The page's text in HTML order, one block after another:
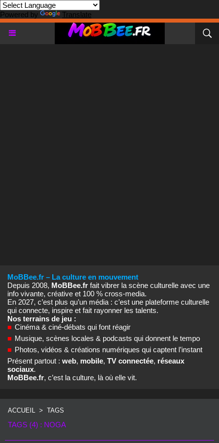
Powered by Translate
MoBBee.fr – La culture en mouvement
Depuis 2008, MoBBee.fr fait vibrer la scène culturelle avec une
info vivante, créative et 100 % cross‑media.
En 2027, c’est plus qu’un média : c’est une plateforme culturelle
qui connecte, inspire et fait rayonner les talents.
Nos terrains de jeu :
■ Cinéma & ciné‑débats qui font réagir
■ Musique, scènes locales & podcasts qui donnent le tempo
■ Photos, vidéos & créations numériques qui captent l’instant
Présent partout : web, mobile, TV connectée, réseaux
sociaux.
MoBBee.fr, c’est la culture, là où elle vit.
ACCUEIL > TAGS
TAGS (4) : NOGA